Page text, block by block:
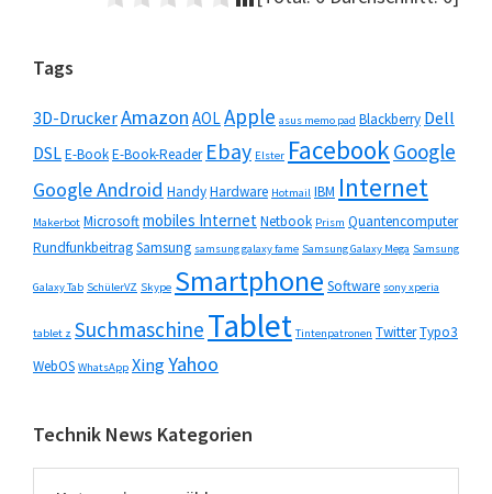
Seitenspalte
Tags
3D-DruckerAmazon AOLApple asus memo pad Blackberry Dell
DSLE-BookE-Book-Reader Ebay Elster FacebookGoogle
Google Android HandyHardware Hotmail IBM Internet
Makerbot Microsoftmobiles InternetNetbook Prism Quantencomputer
RundfunkbeitragSamsung samsung galaxy fame Samsung Galaxy Mega Samsung
Galaxy Tab SchülerVZ Skype Smartphone Software sony xperia
tablet z Suchmaschine Tablet Tintenpatronen TwitterTypo3
WebOS WhatsApp XingYahoo
Technik News Kategorien